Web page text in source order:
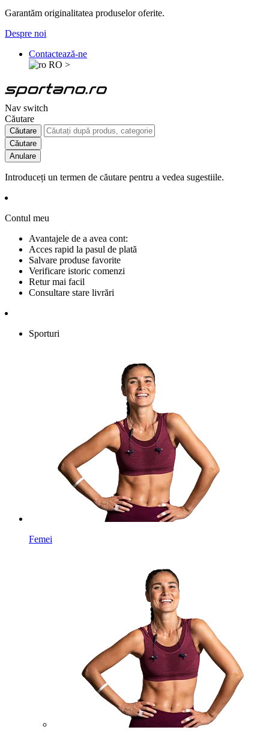
Garantăm originalitatea produselor oferite.
Despre noi
Contactează-ne
RO >
Nav switch
Căutare
Căutare
Căutare
Anulare
Introduceți un termen de căutare pentru a vedea sugestiile.
Contul meu
Avantajele de a avea cont:
Acces rapid la pasul de plată
Salvare produse favorite
Verificare istoric comenzi
Retur mai facil
Consultare stare livrări
Sporturi
Femei